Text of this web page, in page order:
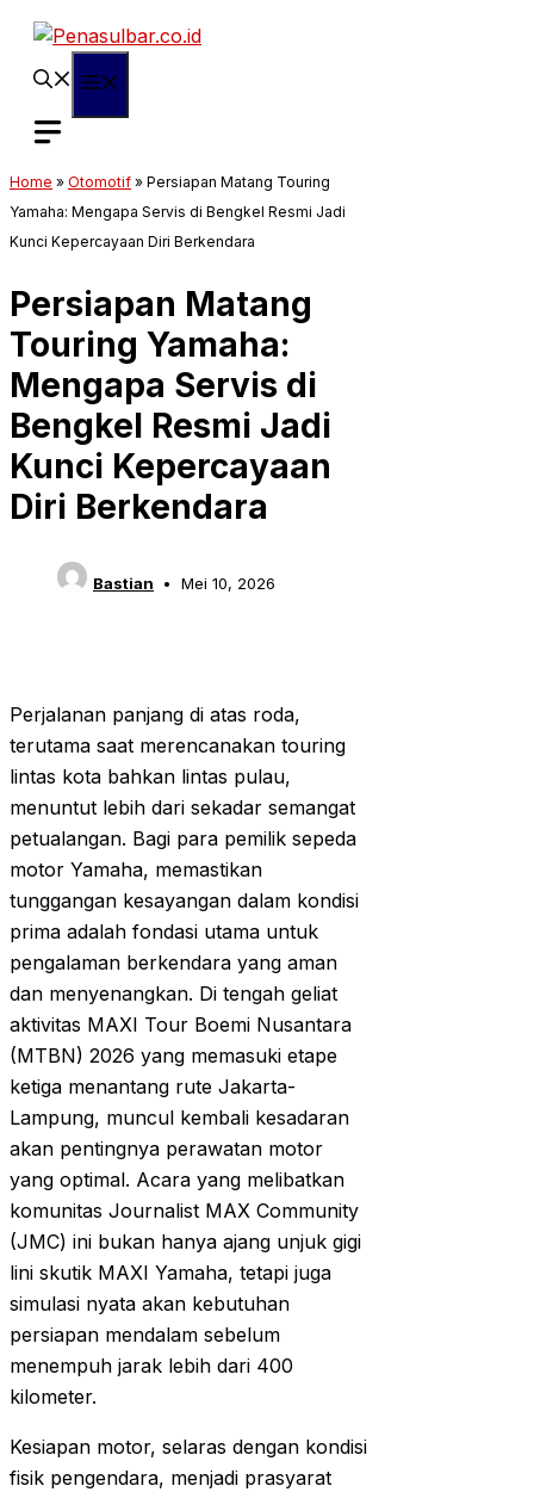
Langsung
Home » Otomotif » Persiapan Matang Touring
Yamaha: Mengapa Servis di Bengkel Resmi Jadi
Kunci Kepercayaan Diri Berkendara
Persiapan Matang
Touring Yamaha:
Mengapa Servis di
Bengkel Resmi Jadi
Kunci Kepercayaan
Diri Berkendara
Bastian Mei 10, 2026
Perjalanan panjang di atas roda,
terutama saat merencanakan touring
lintas kota bahkan lintas pulau,
menuntut lebih dari sekadar semangat
petualangan. Bagi para pemilik sepeda
motor Yamaha, memastikan
tunggangan kesayangan dalam kondisi
prima adalah fondasi utama untuk
pengalaman berkendara yang aman
dan menyenangkan. Di tengah geliat
aktivitas MAXI Tour Boemi Nusantara
(MTBN) 2026 yang memasuki etape
ketiga menantang rute Jakarta-
Lampung, muncul kembali kesadaran
akan pentingnya perawatan motor
yang optimal. Acara yang melibatkan
komunitas Journalist MAX Community
(JMC) ini bukan hanya ajang unjuk gigi
lini skutik MAXI Yamaha, tetapi juga
simulasi nyata akan kebutuhan
persiapan mendalam sebelum
menempuh jarak lebih dari 400
kilometer.
Kesiapan motor, selaras dengan kondisi
fisik pengendara, menjadi prasyarat